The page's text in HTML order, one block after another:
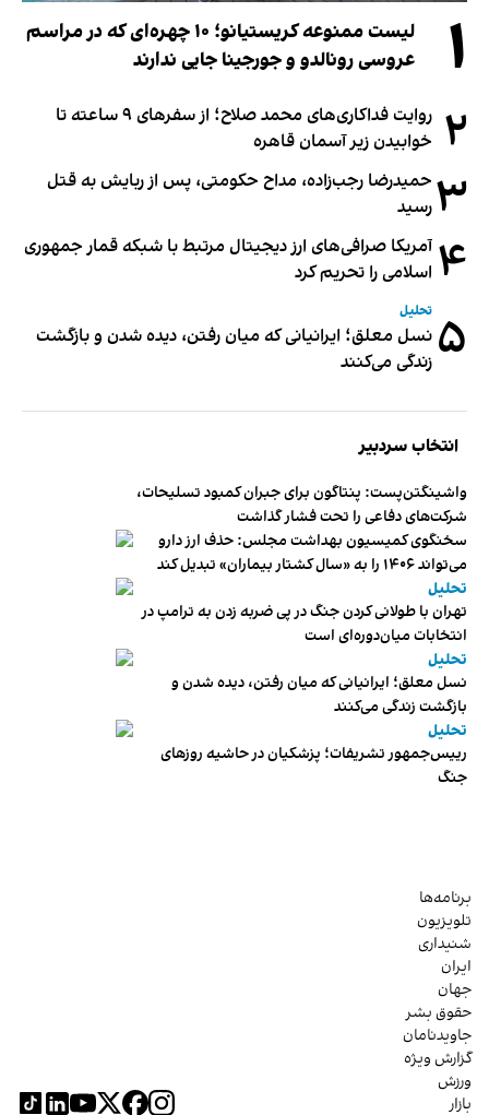
۱
لیست ممنوعه کریستیانو؛ ۱۰ چهره‌ای که در مراسم
عروسی رونالدو و جورجینا جایی ندارند
۲
روایت فداکاری‌های محمد صلاح؛ از سفرهای ۹ ساعته تا
خوابیدن زیر آسمان قاهره
۳ حمیدرضا رجب‌زاده، مداح حکومتی، پس از ربایش به قتل
رسید
۴ آمریکا صرافی‌های ارز دیجیتال مرتبط با شبکه قمار جمهوری
اسلامی را تحریم کرد
۵ تحلیل
نسل معلق؛ ایرانیانی که میان رفتن، دیده شدن و بازگشت
زندگی می‌کنند
انتخاب سردبیر
واشینگتن‌پست: پنتاگون برای جبران کمبود تسلیحات،
شرکت‌های دفاعی را تحت فشار گذاشت
سخنگوی کمیسیون بهداشت مجلس: حذف ارز دارو
می‌تواند ۱۴۰۶ را به «سال کشتار بیماران» تبدیل کند
تحلیل
تهران با طولانی کردن جنگ در پی ضربه زدن به ترامپ در
انتخابات میان‌دوره‌ای است
تحلیل
نسل معلق؛ ایرانیانی که میان رفتن، دیده شدن و
بازگشت زندگی می‌کنند
تحلیل
رییس‌جمهور تشریفات؛ پزشکیان در حاشیه روزهای
جنگ
برنامه‌ها
تلویزیون
شنیداری
ایران
جهان
حقوق بشر
جاویدنامان
گزارش ویژه
ورزش
بازار